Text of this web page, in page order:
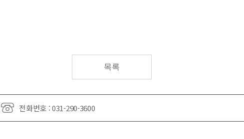
목록
전화번호 : 031-290-3600